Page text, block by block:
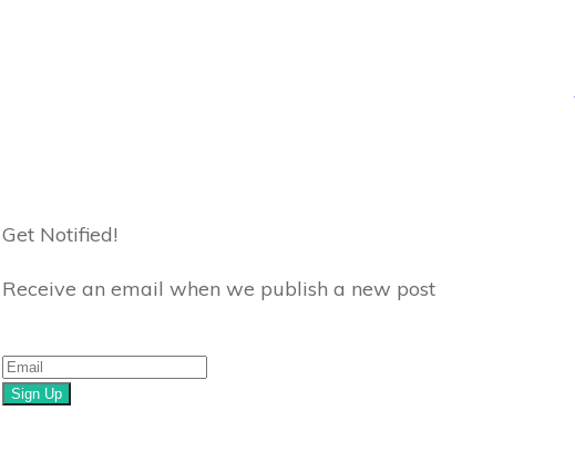
Get Notified!
Receive an email when we publish a new post
Sign Up